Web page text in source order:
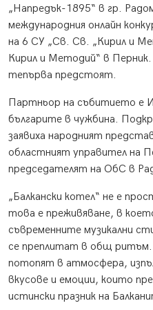
„Напредък-1895“ в гр.
международния онлайн
на 6 СУ „Св. Св. „Кирил и
Кирил и Методий“ в
тепърва предстоят.
Партньор на събитието е
българите в чужбина.
заявиха народният
областният управител на
председателят на ОбС в
„Балкански котел“ не е
това е преживяване, в
съвременните музикални
се преплитат в общ
потопят в атмосфера,
вкусове и емоции, които
истински празник на